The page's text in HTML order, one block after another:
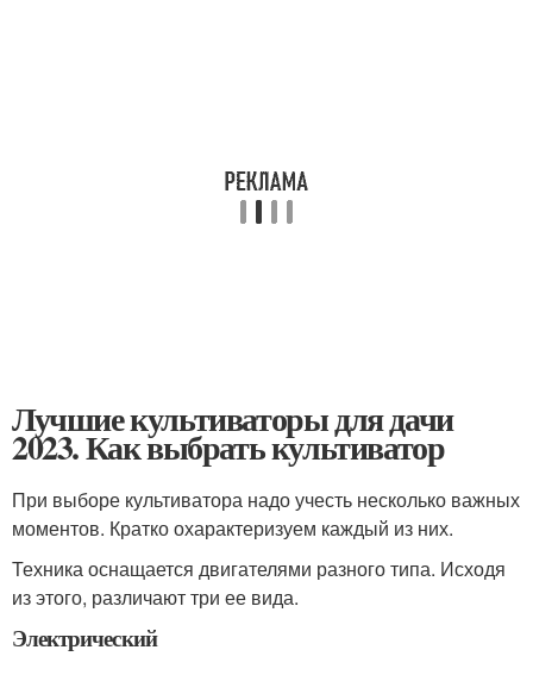
Лучшие культиваторы для дачи
2023. Как выбрать культиватор
При выборе культиватора надо учесть несколько важных
моментов. Кратко охарактеризуем каждый из них.
Техника оснащается двигателями разного типа. Исходя
из этого, различают три ее вида.
Электрический